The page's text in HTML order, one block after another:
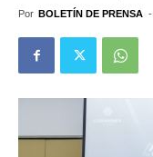
Por BOLETÍN DE PRENSA -